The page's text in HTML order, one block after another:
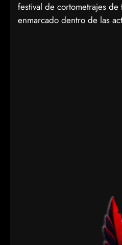
festival de cortometrajes de
enmarcado dentro de las